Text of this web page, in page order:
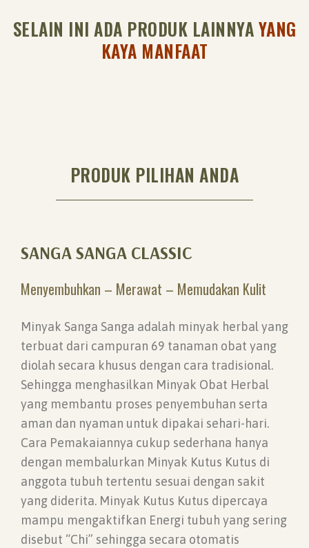
SELAIN INI ADA PRODUK LAINNYAYANG
KAYA MANFAAT
PRODUK PILIHAN ANDA
SANGA SANGA CLASSIC
Menyembuhkan – Merawat – Memudakan Kulit
Minyak Sanga Sanga adalah minyak herbal yang
terbuat dari campuran 69 tanaman obat yang
diolah secara khusus dengan cara tradisional.
Sehingga menghasilkan Minyak Obat Herbal
yang membantu proses penyembuhan serta
aman dan nyaman untuk dipakai sehari-hari.
Cara Pemakaiannya cukup sederhana hanya
dengan membalurkan Minyak Kutus Kutus di
anggota tubuh tertentu sesuai dengan sakit
yang diderita. Minyak Kutus Kutus dipercaya
mampu mengaktifkan Energi tubuh yang sering
disebut “Chi” sehingga secara otomatis